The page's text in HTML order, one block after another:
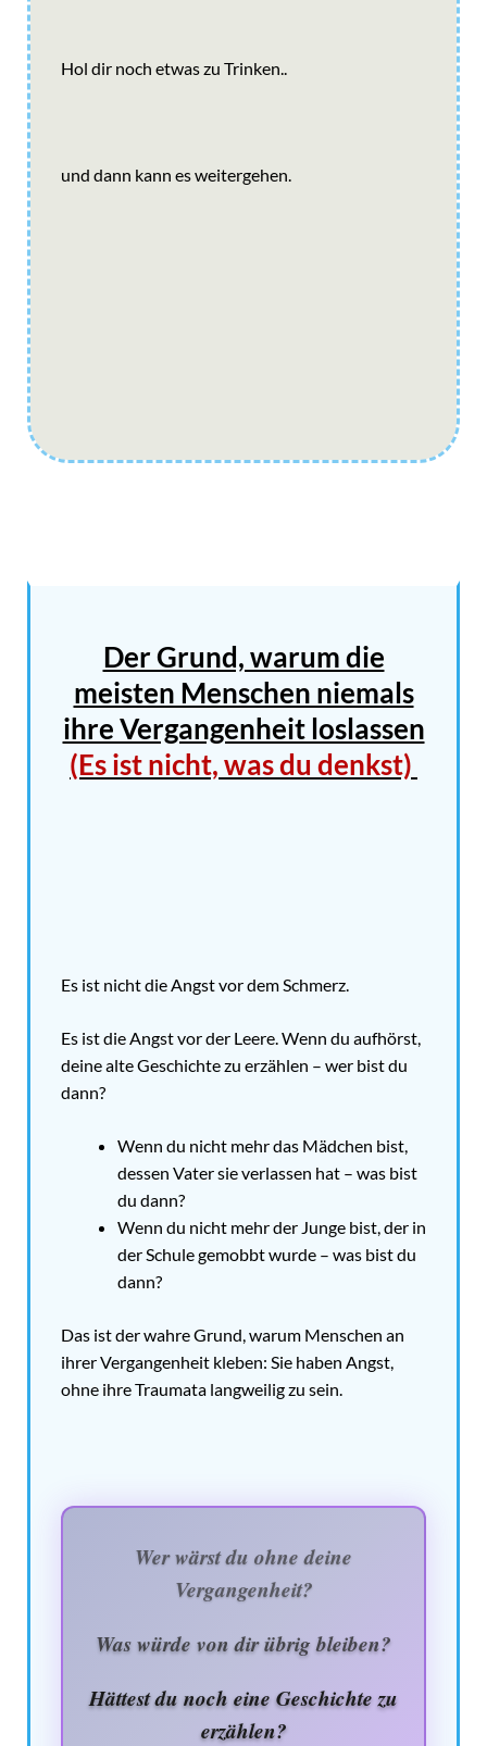
Hol dir noch etwas zu Trinken..
und dann kann es weitergehen.
Der Grund, warum die
meisten Menschen niemals
ihre Vergangenheit loslassen
(Es ist nicht, was du denkst)
Es ist nicht die Angst vor dem Schmerz.
Es ist die Angst vor der Leere. Wenn du aufhörst,
deine alte Geschichte zu erzählen – wer bist du
dann?
Wenn du nicht mehr das Mädchen bist,
dessen Vater sie verlassen hat – was bist
du dann?
Wenn du nicht mehr der Junge bist, der in
der Schule gemobbt wurde – was bist du
dann?
Das ist der wahre Grund, warum Menschen an
ihrer Vergangenheit kleben: Sie haben Angst,
ohne ihre Traumata langweilig zu sein.
Wer wärst du ohne deine
Vergangenheit?
Was würde von dir übrig bleiben?
Hättest du noch eine Geschichte zu
erzählen?